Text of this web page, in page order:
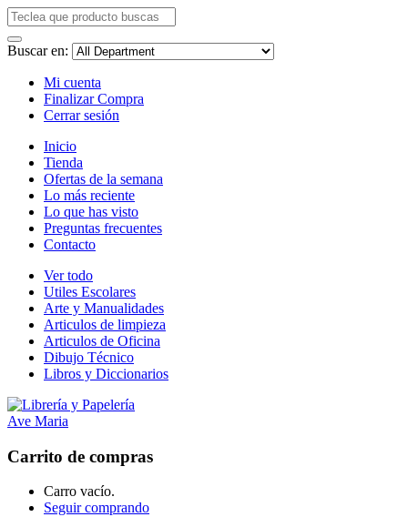
Buscar en:
Mi cuenta
Finalizar Compra
Cerrar sesión
Inicio
Tienda
Ofertas de la semana
Lo más reciente
Lo que has visto
Preguntas frecuentes
Contacto
Ver todo
Utiles Escolares
Arte y Manualidades
Articulos de limpieza
Articulos de Oficina
Dibujo Técnico
Libros y Diccionarios
Carrito de compras
Carro vacío.
Seguir comprando